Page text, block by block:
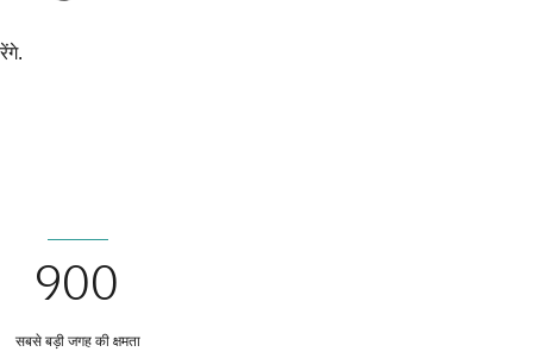
900
सबसे बड़ी जगह की क्षमता